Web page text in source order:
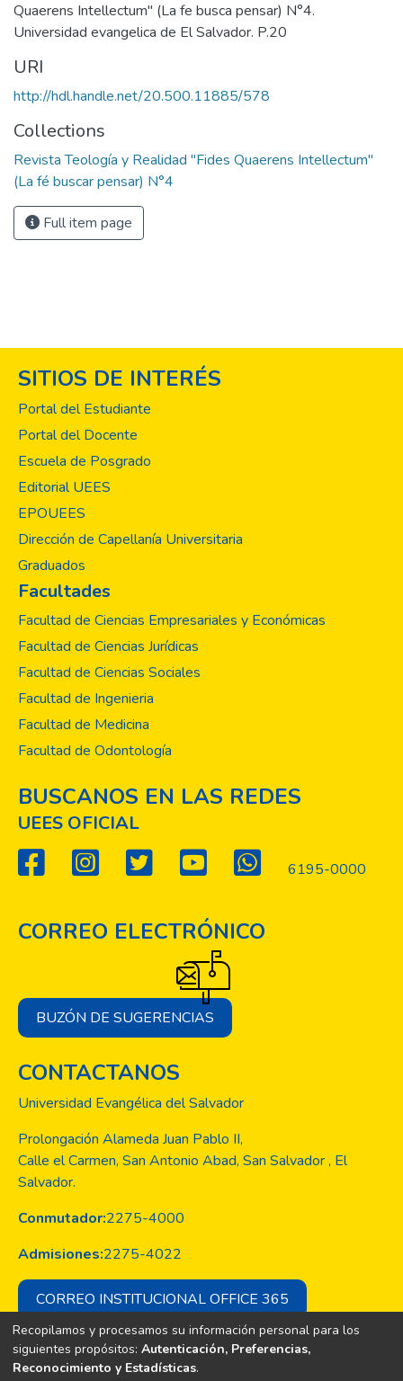
Quaerens Intellectum" (La fe busca pensar) N°4.
Universidad evangelica de El Salvador. P.20
URI
http://hdl.handle.net/20.500.11885/578
Collections
Revista Teología y Realidad "Fides Quaerens Intellectum"
(La fé buscar pensar) N°4
Full item page
SITIOS DE INTERÉS
Portal del Estudiante
Portal del Docente
Escuela de Posgrado
Editorial UEES
EPOUEES
Dirección de Capellanía Universitaria
Graduados
Facultades
Facultad de Ciencias Empresariales y Económicas
Facultad de Ciencias Jurídicas
Facultad de Ciencias Sociales
Facultad de Ingenieria
Facultad de Medicina
Facultad de Odontología
BUSCANOS EN LAS REDES
UEES OFICIAL
6195-0000
CORREO ELECTRÓNICO
BUZÓN DE SUGERENCIAS
CONTACTANOS
Universidad Evangélica del Salvador
Prolongación Alameda Juan Pablo II,
Calle el Carmen, San Antonio Abad, San Salvador , El
Salvador.
Conmutador:2275-4000
Admisiones:2275-4022
CORREO INSTITUCIONAL OFFICE 365
Copyright © Todos los derechos son
Recopilamos y procesamos su información personal para los
siguientes propósitos: Autenticación, Preferencias,
Reconocimiento y Estadísticas.